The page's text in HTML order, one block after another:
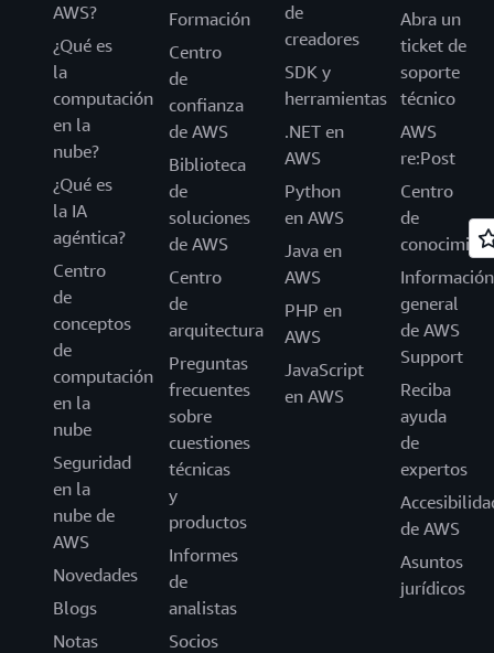
AWS?
¿Qué es
la
computación
en la
nube?
¿Qué es
la IA
agéntica?
Centro
de
conceptos
de
computación
en la
nube
Seguridad
en la
nube de
AWS
Novedades
Blogs
Notas
Formación
Centro
de
confianza
de AWS
Biblioteca
de
soluciones
de AWS
Centro
de
arquitectura
Preguntas
frecuentes
sobre
cuestiones
técnicas
y
productos
Informes
de
analistas
Socios
de
creadores
SDK y
herramientas
.NET en
AWS
Python
en AWS
Java en
AWS
PHP en
AWS
JavaScript
en AWS
Abra un
ticket de
soporte
técnico
AWS
re:Post
Centro
de
Información
general
de AWS
Support
Reciba
ayuda
de
expertos
de AWS
Asuntos
jurídicos